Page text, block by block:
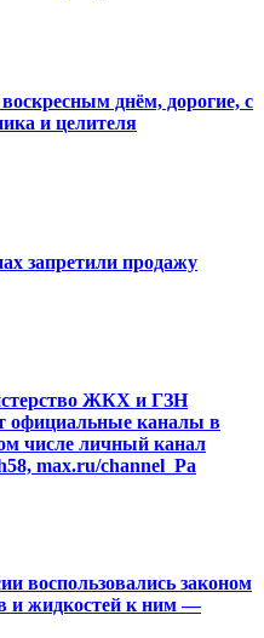
днём, дорогие, с
и целителя
запретили продажу
ЖКХ и ГЗН
официальные каналы в
числе личный канал
max.ru/channel_Pa
воспользовались законом
и жидкостей к ним —